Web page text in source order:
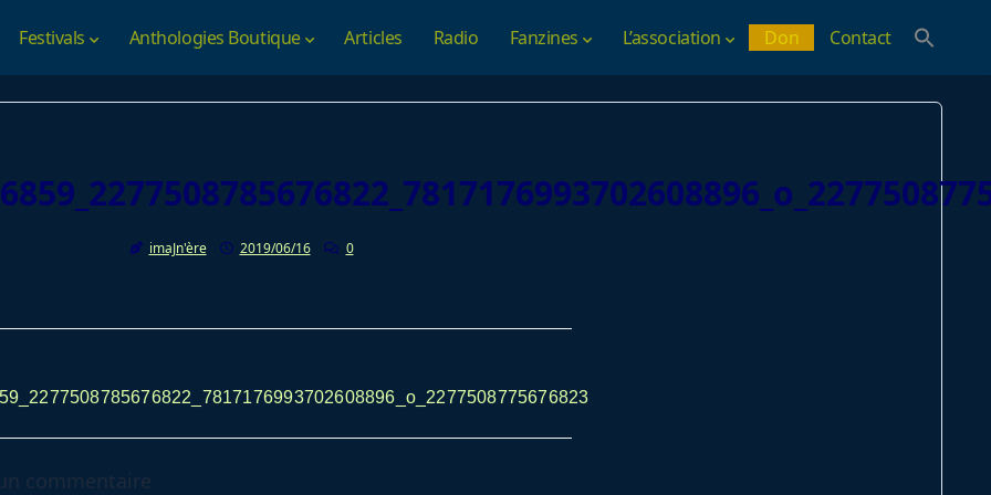
Festivals Anthologies Boutique Articles Radio Fanzines L’association Don Contact
imaJn'ère 2019/06/16 0
commentaire